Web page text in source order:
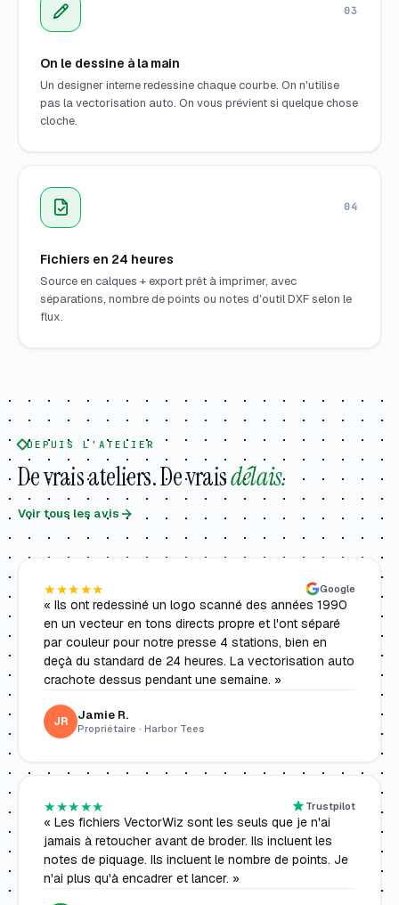
03
On le dessine à la main
Un designer interne redessine chaque courbe. On n'utilise
pas la vectorisation auto. On vous prévient si quelque chose
cloche.
04
Fichiers en 24 heures
Source en calques + export prêt à imprimer, avec
séparations, nombre de points ou notes d'outil DXF selon le
flux.
DEPUIS L'ATELIER
De vrais ateliers. De vraisdélais.
Voir tous les avis
★★★★★ Google
« Ils ont redessiné un logo scanné des années 1990
en un vecteur en tons directs propre et l'ont séparé
par couleur pour notre presse 4 stations, bien en
deçà du standard de 24 heures. La vectorisation auto
crachote dessus pendant une semaine. »
JR Jamie R.
Propriétaire · Harbor Tees
★★★★★ Trustpilot
« Les fichiers VectorWiz sont les seuls que je n'ai
jamais à retoucher avant de broder. Ils incluent les
notes de piquage. Ils incluent le nombre de points. Je
n'ai plus qu'à encadrer et lancer. »